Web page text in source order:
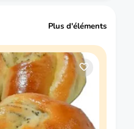
Plus d'éléments